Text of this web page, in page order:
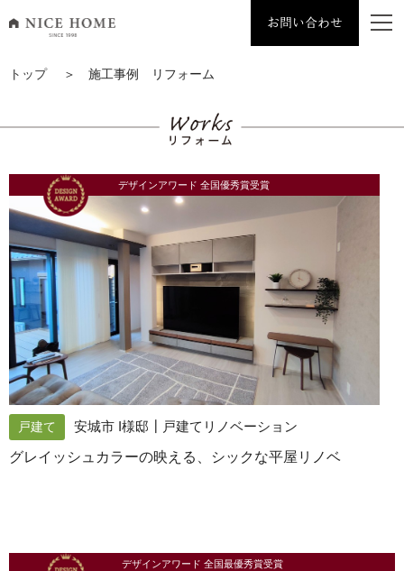
ナイスホーム トップページへ移動
お問い合わせ
トップ ＞ 施工事例 リフォーム
デザインアワード 全国優秀賞受賞
戸建て
安城市 I様邸┃戸建てリノベーション
グレイッシュカラーの映える、シックな平屋リノベ
デザインアワード 全国最優秀賞受賞